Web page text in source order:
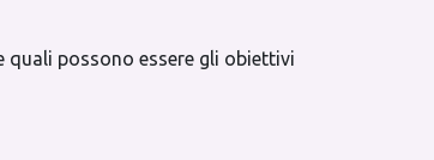
quali possono essere gli obiettivi